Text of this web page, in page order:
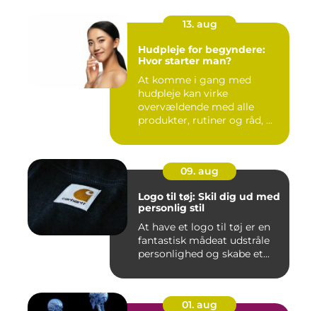
13. aug
Hudpleje for begyndere:
Hvor starter man?
At komme i gang med
hudpleje kan virke
overvældende med alle
produkter, rutiner og råd, ...
09. aug
Logo til tøj: Skil dig ud med
personlig stil
At have et logo til tøj er en
fantastisk mådeat udstråle
personlighed og skabe et...
01. aug